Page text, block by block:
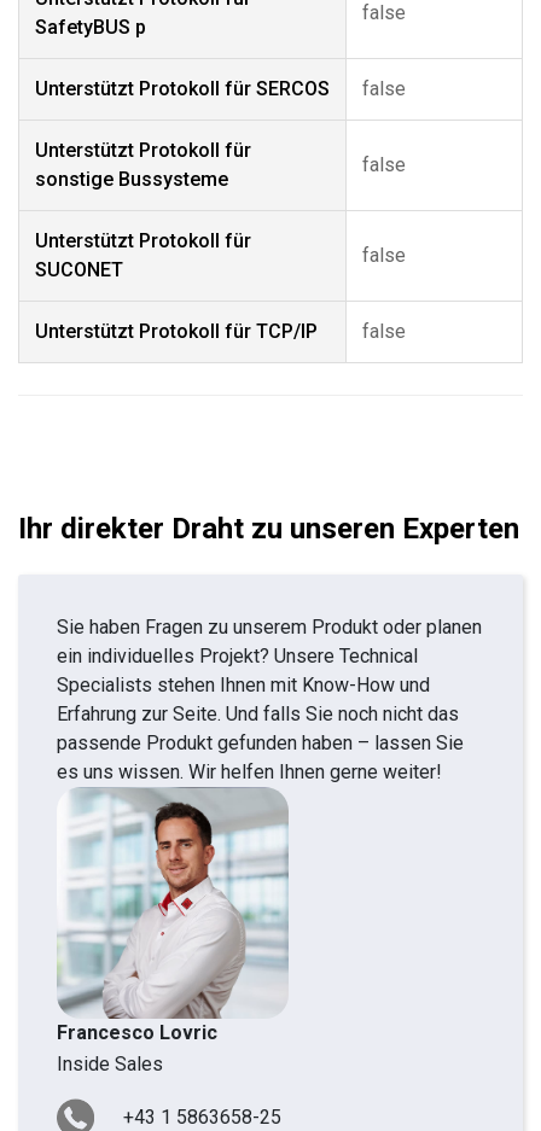
SafetyBUS p
false
Unterstützt Protokoll für SERCOS false
Unterstützt Protokoll für
sonstige Bussysteme
false
Unterstützt Protokoll für
SUCONET
false
Unterstützt Protokoll für TCP/IP false
Ihr direkter Draht zu unseren Experten
Sie haben Fragen zu unserem Produkt oder planen
ein individuelles Projekt? Unsere Technical
Specialists stehen Ihnen mit Know-How und
Erfahrung zur Seite. Und falls Sie noch nicht das
passende Produkt gefunden haben – lassen Sie
es uns wissen. Wir helfen Ihnen gerne weiter!
Francesco Lovric
Inside Sales
+43 1 5863658-25